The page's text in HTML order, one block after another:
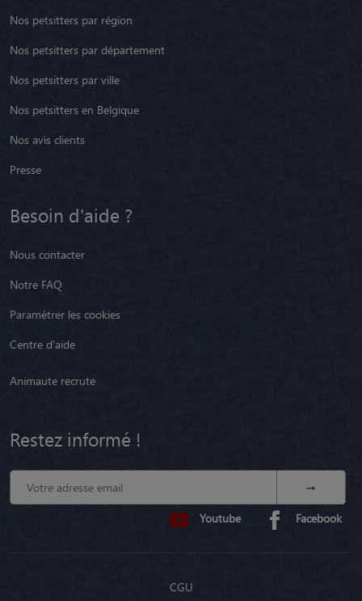
Nos petsitters par région
Nos petsitters par département
Nos petsitters par ville
Nos petsitters en Belgique
Nos avis clients
Presse
Besoin d'aide ?
Nous contacter
Notre FAQ
Paramétrer les cookies
Centre d'aide
Animaute recrute
Restez informé !
Youtube Facebook
CGU